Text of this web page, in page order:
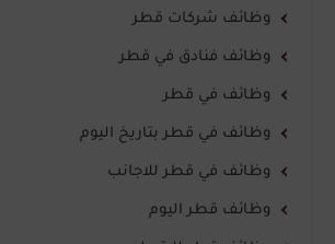
وظائف شركات قطر
وظائف فنادق في قطر
وظائف في قطر
وظائف في قطر بتاريخ اليوم
وظائف في قطر للاجانب
وظائف قطر اليوم